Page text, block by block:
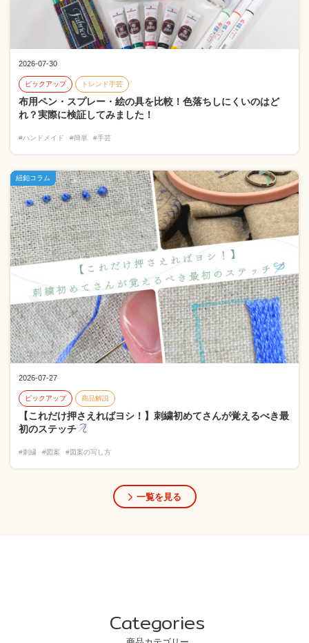
2026-07-30
ピックアップ トレンド手芸
布用ペン・スプレー・絵の具を比較！色落ちしにくいのはど
れ？実際に検証してみました！
#ハンドメイド #簡単 #手芸
2026-07-27
ピックアップ 商品解説
【これだけ押さえればヨシ！】刺繍初めてさんが覚えるべき最
初のステッチ
#刺繍 #図案 #図案の写し方
紐釦コラム
一覧を見る
Categories